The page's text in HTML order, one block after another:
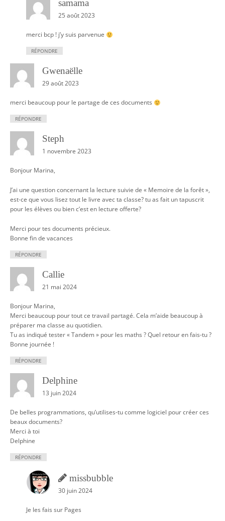
samama
25 août 2023
merci bcp ! j’y suis parvenue
RÉPONDRE
Gwenaëlle
29 août 2023
merci beaucoup pour le partage de ces documents
RÉPONDRE
Steph
1 novembre 2023
Bonjour Marina,
J’ai une question concernant la lecture suivie de « Memoire de la forêt »,
est-ce que vous lisez tout le livre avec ta classe? tu as fait un tapuscrit
pour les élèves ou bien c’est en lecture offerte?
Merci pour tes documents précieux.
Bonne fin de vacances
RÉPONDRE
Callie
21 mai 2024
Bonjour Marina,
Merci beaucoup pour tout ce travail partagé. Cela m’aide beaucoup à
préparer ma classe au quotidien.
Tu as indiqué tester « Tandem » pour les maths ? Quel retour en fais-tu ?
Bonne journée !
RÉPONDRE
Delphine
13 juin 2024
De belles programmations, qu’utilises-tu comme logiciel pour créer ces
beaux documents?
Merci à toi
Delphine
RÉPONDRE
missbubble
30 juin 2024
Je les fais sur Pages